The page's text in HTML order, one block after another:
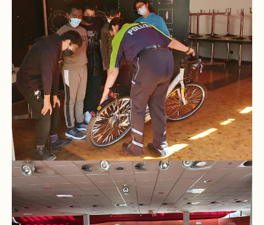
Pause
Schulsanitätsdienst
Unterricht
Vertretungsplan
Stundenraster
Realschulbildungsgang
Stufe